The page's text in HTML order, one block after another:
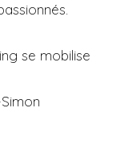
se mobilise